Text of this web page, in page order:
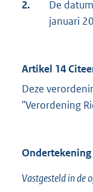
2.
De
januari
Artikel 14
Deze
"Verordening
Ondertekening
Vastgesteld in de